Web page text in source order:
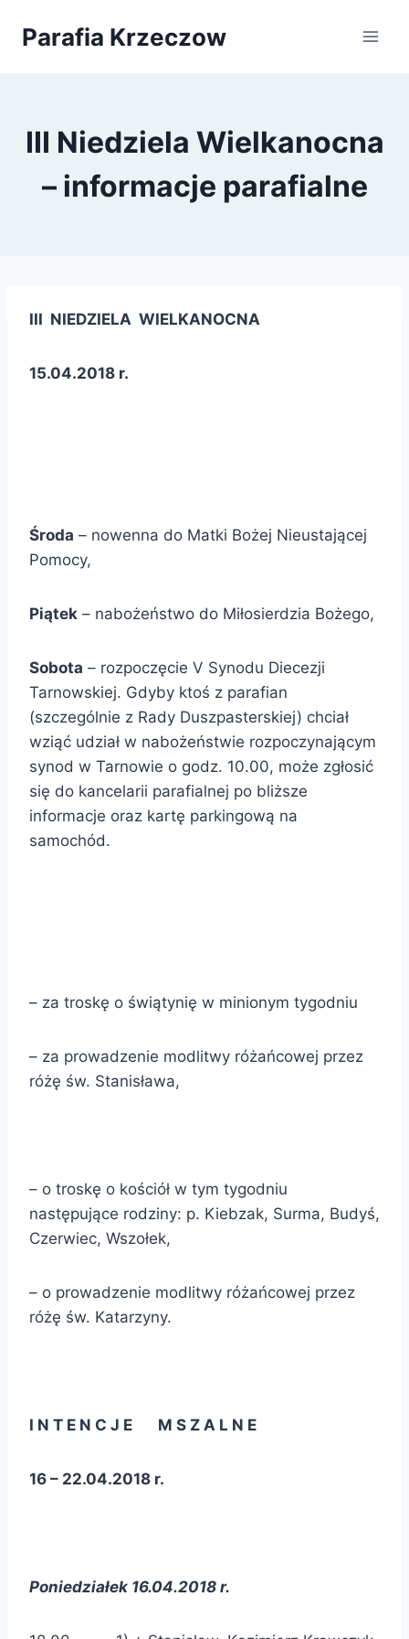
Parafia Krzeczow
III Niedziela Wielkanocna
– informacje parafialne
III NIEDZIELA WIELKANOCNA
15.04.2018 r.
Środa – nowenna do Matki Bożej Nieustającej
Pomocy,
Piątek – nabożeństwo do Miłosierdzia Bożego,
Sobota – rozpoczęcie V Synodu Diecezji
Tarnowskiej. Gdyby ktoś z parafian
(szczególnie z Rady Duszpasterskiej) chciał
wziąć udział w nabożeństwie rozpoczynającym
synod w Tarnowie o godz. 10.00, może zgłosić
się do kancelarii parafialnej po bliższe
informacje oraz kartę parkingową na
samochód.
– za troskę o świątynię w minionym tygodniu
– za prowadzenie modlitwy różańcowej przez
różę św. Stanisława,
– o troskę o kościół w tym tygodniu
następujące rodziny: p. Kiebzak, Surma, Budyś,
Czerwiec, Wszołek,
– o prowadzenie modlitwy różańcowej przez
różę św. Katarzyny.
I N T E N C J E M S Z A L N E
16 – 22.04.2018 r.
Poniedziałek 16.04.2018 r.